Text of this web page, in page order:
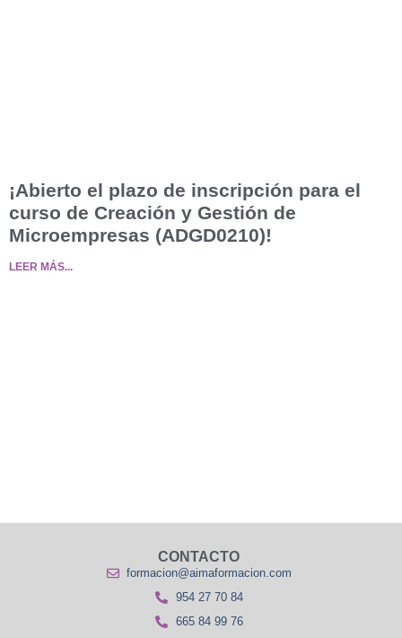
¡Abierto el plazo de inscripción para el
curso de Creación y Gestión de
Microempresas (ADGD0210)!
LEER MÁS...
CONTACTO
formacion@aimaformacion.com
954 27 70 84
665 84 99 76